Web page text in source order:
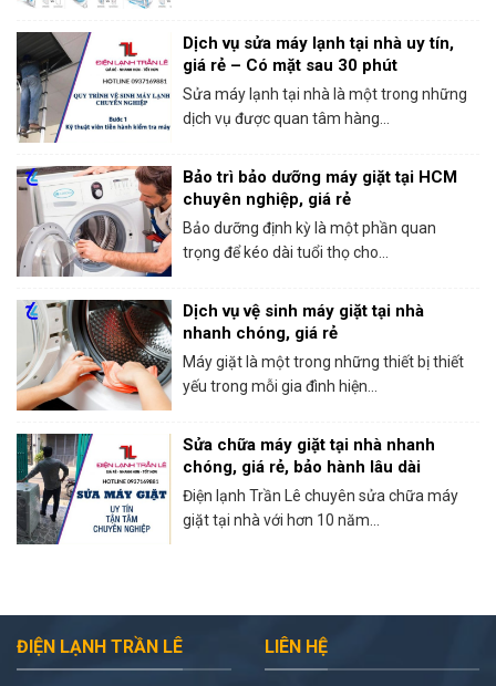
Dịch vụ sửa máy lạnh tại nhà uy tín,
giá rẻ – Có mặt sau 30 phút
Sửa máy lạnh tại nhà là một trong những
dịch vụ được quan tâm hàng...
Bảo trì bảo dưỡng máy giặt tại HCM
chuyên nghiệp, giá rẻ
Bảo dưỡng định kỳ là một phần quan
trọng để kéo dài tuổi thọ cho...
Dịch vụ vệ sinh máy giặt tại nhà
nhanh chóng, giá rẻ
Máy giặt là một trong những thiết bị thiết
yếu trong mỗi gia đình hiện...
Sửa chữa máy giặt tại nhà nhanh
chóng, giá rẻ, bảo hành lâu dài
Điện lạnh Trần Lê chuyên sửa chữa máy
giặt tại nhà với hơn 10 năm...
ĐIỆN LẠNH TRẦN LÊ LIÊN HỆ